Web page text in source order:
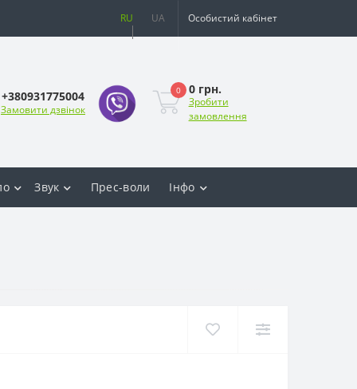
UA Особистий кабінет
+380931775004
Замовити дзвінок
0 0 грн.
Зробити
замовлення
Звук Прес-воли Інфо